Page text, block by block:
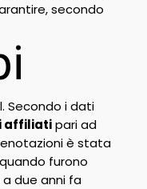
secondo
Secondo i dati
affiliatipari ad
è stata
furono
a due anni fa